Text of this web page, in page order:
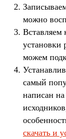
можно
Вставляем
установки
можем
самый
написан
скачать и